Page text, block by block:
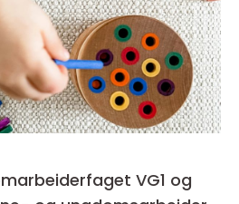
VG1 og